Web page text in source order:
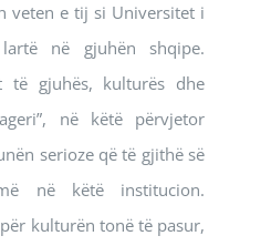
veten e tij si Universitet i
në gjuhën shqipe.
të gjuhës, kulturës dhe
në këtë përvjetor
serioze që të gjithë së
në këtë institucion.
kulturën tonë të pasur,